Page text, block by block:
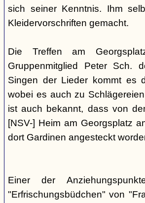
sich seiner Kenntnis. Ihm
Kleidervorschriften gemacht.
Die Treffen am
Gruppenmitglied Peter Sch.
Singen der Lieder kommt es
wobei es auch zu
ist auch bekannt, dass von
[NSV-] Heim am Georgsplatz
dort Gardinen angesteckt
Einer der
"Erfrischungsbüdchen" von